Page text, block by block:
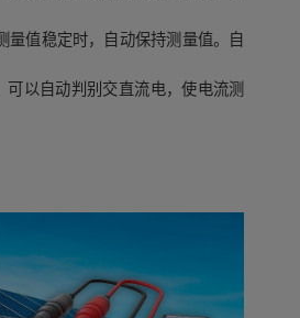
量值稳定时，自动保持测量值。自
可以自动判别交直流电，使电流测